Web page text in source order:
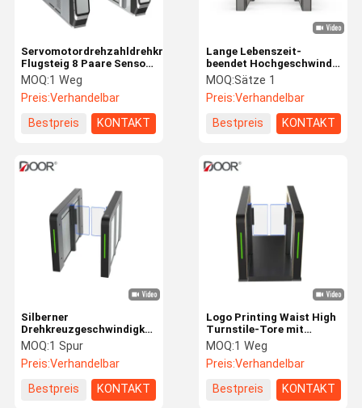
Produkte
Fabrik-
Ausflug
Qualitätskon
Trolle
Treten Sie
Nachrichten
Lange Lebenszeit-
beendet
Tor-Standard
BA/Schneeflocke
MOQ:Sätze 1
Preis:Verhandelbar
Bestpreis
KONTAKT
Servomotordrehzahldrehkreuz-
Flugsteig 8 Paare Sensor-
Antianbindenantikollisions
MOQ:1 Weg
Preis:Verhandelbar
Bestpreis
KONTAKT
Logo Printing Waist High
Turnstile-Tore mit
Bodenplatten schnitten
Blatt
MOQ:1 Weg
Preis:Verhandelbar
Bestpreis
KONTAKT
Silberner
Drehkreuzgeschwindigkeitsflugsteig
900mm behindert für
Gebäude
MOQ:1 Spur
Preis:Verhandelbar
Bestpreis
KONTAKT